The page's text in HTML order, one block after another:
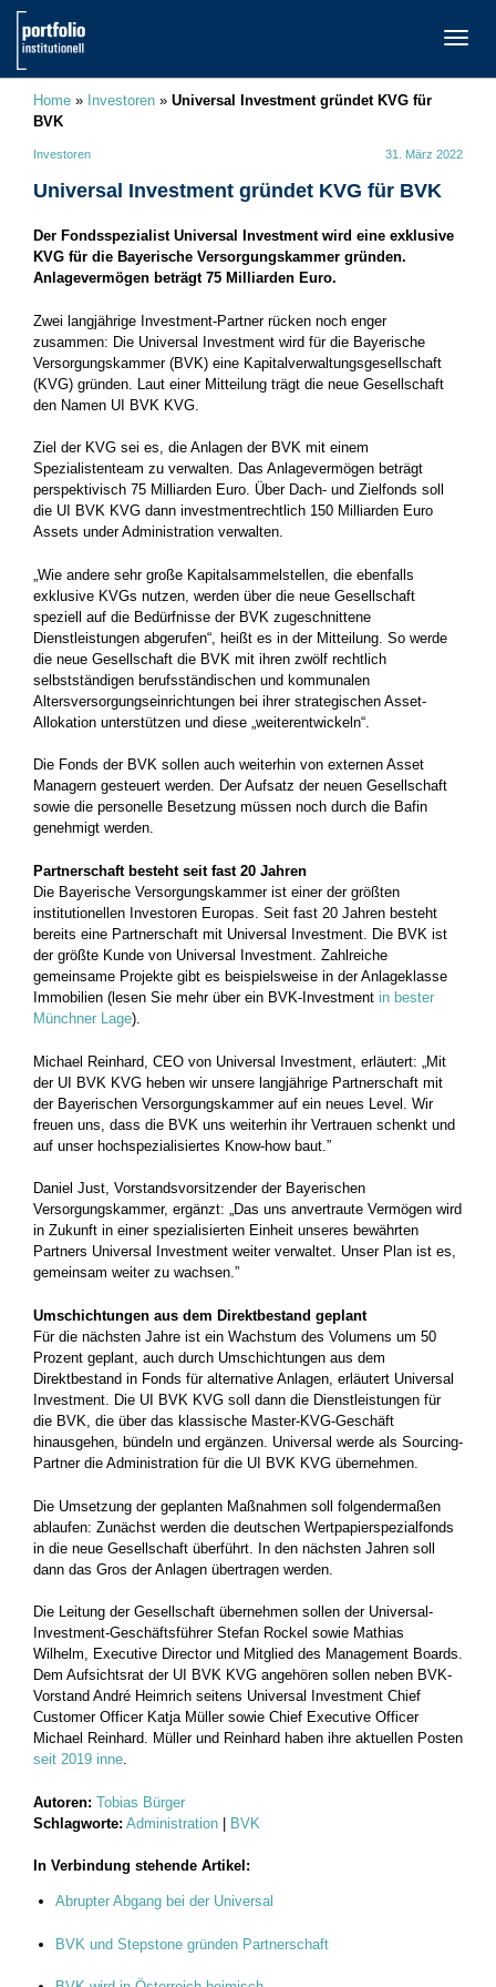
Home » Investoren » Universal Investment gründet KVG für
BVK
Investoren 31. März 2022
Universal Investment gründet KVG für BVK
Der Fondsspezialist Universal Investment wird eine exklusive
KVG für die Bayerische Versorgungskammer gründen.
Anlagevermögen beträgt 75 Milliarden Euro.
Zwei langjährige Investment-Partner rücken noch enger
zusammen: Die Universal Investment wird für die Bayerische
Versorgungskammer (BVK) eine Kapitalverwaltungsgesellschaft
(KVG) gründen. Laut einer Mitteilung trägt die neue Gesellschaft
den Namen UI BVK KVG.
Ziel der KVG sei es, die Anlagen der BVK mit einem
Spezialistenteam zu verwalten. Das Anlagevermögen beträgt
perspektivisch 75 Milliarden Euro. Über Dach- und Zielfonds soll
die UI BVK KVG dann investmentrechtlich 150 Milliarden Euro
Assets under Administration verwalten.
„Wie andere sehr große Kapitalsammelstellen, die ebenfalls
exklusive KVGs nutzen, werden über die neue Gesellschaft
speziell auf die Bedürfnisse der BVK zugeschnittene
Dienstleistungen abgerufen“, heißt es in der Mitteilung. So werde
die neue Gesellschaft die BVK mit ihren zwölf rechtlich
selbstständigen berufsständischen und kommunalen
Altersversorgungseinrichtungen bei ihrer strategischen Asset-
Allokation unterstützen und diese „weiterentwickeln“.
Die Fonds der BVK sollen auch weiterhin von externen Asset
Managern gesteuert werden. Der Aufsatz der neuen Gesellschaft
sowie die personelle Besetzung müssen noch durch die Bafin
genehmigt werden.
Partnerschaft besteht seit fast 20 Jahren
Die Bayerische Versorgungskammer ist einer der größten
institutionellen Investoren Europas. Seit fast 20 Jahren besteht
bereits eine Partnerschaft mit Universal Investment. Die BVK ist
der größte Kunde von Universal Investment. Zahlreiche
gemeinsame Projekte gibt es beispielsweise in der Anlageklasse
Immobilien (lesen Sie mehr über ein BVK-Investment in bester
Münchner Lage).
Michael Reinhard, CEO von Universal Investment, erläutert: „Mit
der UI BVK KVG heben wir unsere langjährige Partnerschaft mit
der Bayerischen Versorgungskammer auf ein neues Level. Wir
freuen uns, dass die BVK uns weiterhin ihr Vertrauen schenkt und
auf unser hochspezialisiertes Know-how baut.”
Daniel Just, Vorstandsvorsitzender der Bayerischen
Versorgungskammer, ergänzt: „Das uns anvertraute Vermögen wird
in Zukunft in einer spezialisierten Einheit unseres bewährten
Partners Universal Investment weiter verwaltet. Unser Plan ist es,
gemeinsam weiter zu wachsen.”
Umschichtungen aus dem Direktbestand geplant
Für die nächsten Jahre ist ein Wachstum des Volumens um 50
Prozent geplant, auch durch Umschichtungen aus dem
Direktbestand in Fonds für alternative Anlagen, erläutert Universal
Investment. Die UI BVK KVG soll dann die Dienstleistungen für
die BVK, die über das klassische Master-KVG-Geschäft
hinausgehen, bündeln und ergänzen. Universal werde als Sourcing-
Partner die Administration für die UI BVK KVG übernehmen.
Die Umsetzung der geplanten Maßnahmen soll folgendermaßen
ablaufen: Zunächst werden die deutschen Wertpapierspezialfonds
in die neue Gesellschaft überführt. In den nächsten Jahren soll
dann das Gros der Anlagen übertragen werden.
Die Leitung der Gesellschaft übernehmen sollen der Universal-
Investment-Geschäftsführer Stefan Rockel sowie Mathias
Wilhelm, Executive Director und Mitglied des Management Boards.
Dem Aufsichtsrat der UI BVK KVG angehören sollen neben BVK-
Vorstand André Heimrich seitens Universal Investment Chief
Customer Officer Katja Müller sowie Chief Executive Officer
Michael Reinhard. Müller und Reinhard haben ihre aktuellen Posten
seit 2019 inne.
Autoren: Tobias Bürger
Schlagworte: Administration | BVK
In Verbindung stehende Artikel:
Abrupter Abgang bei der Universal
BVK und Stepstone gründen Partnerschaft